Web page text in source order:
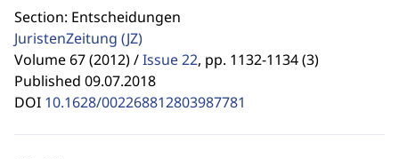
Section: Entscheidungen
JuristenZeitung (JZ)
Volume 67 (2012) /Issue 22, pp. 1132-1134 (3)
Published 09.07.2018
DOI 10.1628/002268812803987781